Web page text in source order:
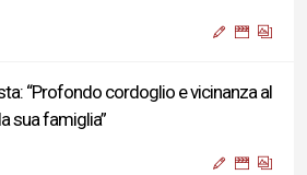
“Profondo cordoglio e vicinanza al
sua famiglia”